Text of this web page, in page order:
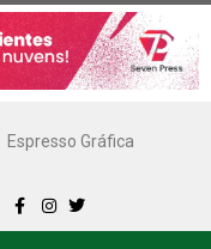
Espresso Gráfica